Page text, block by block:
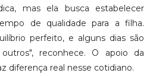
mas ela busca estabelecer
de qualidade para a filha.
perfeito, e alguns dias são
reconhece. O apoio da
diferença real nesse cotidiano.